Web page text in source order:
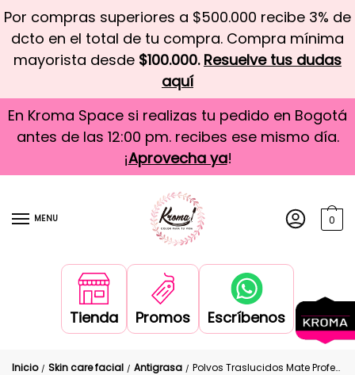
Por compras superiores a $500.000 recibe 3% de
dcto en el total de tu compra. Compra mínima
mayorista desde $100.000. Resuelve tus dudas
aquí
En Kroma Space si realizas tu pedido en Bogotá
antes de las 12:00 pm. recibes ese mismo día.
¡Aprovecha ya!
MENU 0
Tienda Promos Escríbenos
Inicio / Skin care facial / Antigrasa / Polvos Traslucidos Mate Profesesionales Sellador